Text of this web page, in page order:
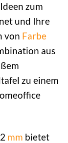
zum
und Ihre
von Farbe
aus
zu einem
mm bietet